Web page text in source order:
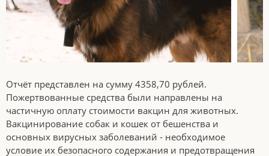
Отчёт представлен на сумму 4358,70 рублей.
Пожертвованные средства были направлены на
частичную оплату стоимости вакцин для животных.
Вакцинирование собак и кошек от бешенства и
основных вирусных заболеваний - необходимое
условие их безопасного содержания и предотвращения